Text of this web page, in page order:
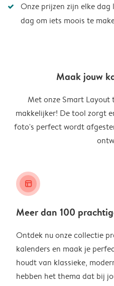
Onze prijzen zijn elke dag
dag om iets moois te
Maak jouw
Met onze Smart Layout
makkelijker! De tool zorgt
foto's perfect wordt
layout_alt
Meer dan 100
Ontdek nu onze collectie
kalenders en maak je
houdt van klassieke,
hebben het thema dat bij